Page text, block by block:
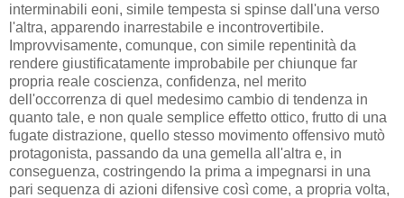
interminabili eoni, simile tempesta si spinse dall'una verso
l'altra, apparendo inarrestabile e incontrovertibile.
Improvvisamente, comunque, con simile repentinità da
rendere giustificatamente improbabile per chiunque far
propria reale coscienza, confidenza, nel merito
dell'occorrenza di quel medesimo cambio di tendenza in
quanto tale, e non quale semplice effetto ottico, frutto di una
fugate distrazione, quello stesso movimento offensivo mutò
protagonista, passando da una gemella all'altra e, in
conseguenza, costringendo la prima a impegnarsi in una
pari sequenza di azioni difensive così come, a propria volta,